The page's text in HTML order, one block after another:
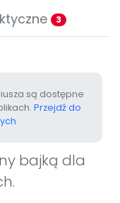
3
są dostępne
Przejdź do
bajką dla